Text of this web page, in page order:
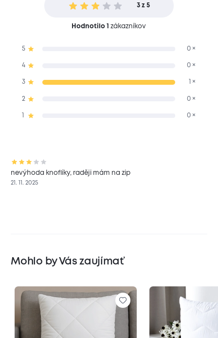
3 z 5
Hodnotilo 1 zákazníkov
5 0 ×
4 0 ×
3 1 ×
2 0 ×
0 ×
nevýhoda knoflíky, raději mám na zip
21. 11. 2025
Mohlo by Vás zaujímať